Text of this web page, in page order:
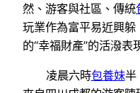
然、游客與社區、傳統
玩業作為富平易近興
的“幸福財產”的活潑表
凌晨六時包養妹半